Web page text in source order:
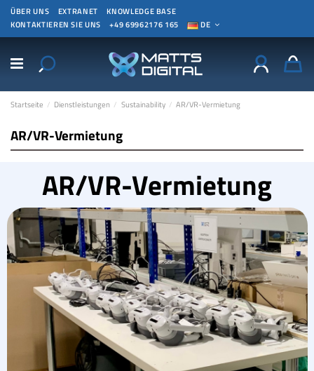
ÜBER UNS EXTRANET
KNOWLEDGE BASE
KONTAKTIEREN SIE UNS
+49 69962176 165 DE
Startseite Dienstleistungen Sustainability AR/VR-Vermietung
AR/VR-Vermietung
AR/VR-Vermietung